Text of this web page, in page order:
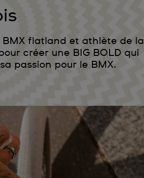
BMX flatland et athlète de la
créer une BIG BOLD qui
passion pour le BMX.